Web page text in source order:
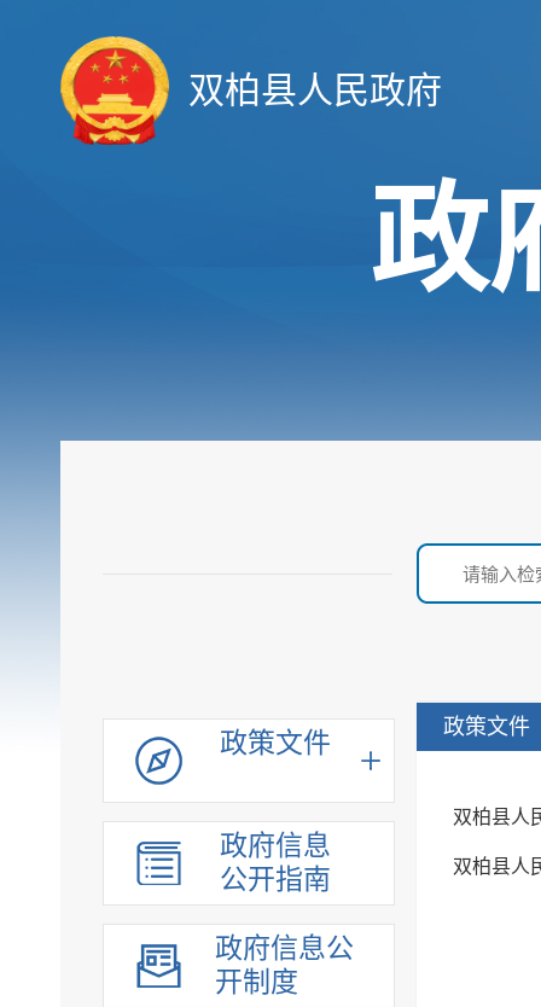
双柏县人民政府
政
政策文件
政府信息
公开指南
政府信息公
开制度
政策文件
双柏县人
双柏县人